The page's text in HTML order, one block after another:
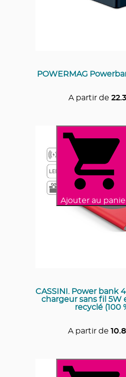
POWERMAG
A partir de
Ajouter au
CASSINI. Power bank
chargeur sans fil 5W
recyclé (100
A partir de